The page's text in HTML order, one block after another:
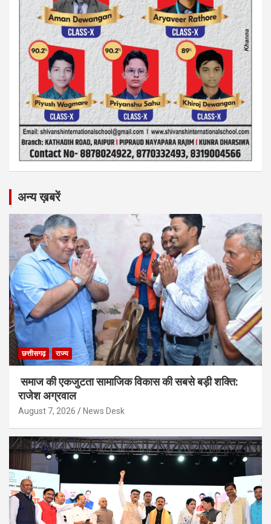
अन्य ख़बरें
छत्तीसगढ़ राज्य
समाज की एकजुटता सामाजिक विकास की सबसे बड़ी शक्ति:
राजेश अग्रवाल
August 7, 2026 News Desk